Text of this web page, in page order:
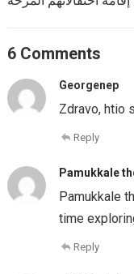
6 Comments
Georgenep
Zdravo, htio
Reply
Pamukkale
Pamukkale
time
Reply